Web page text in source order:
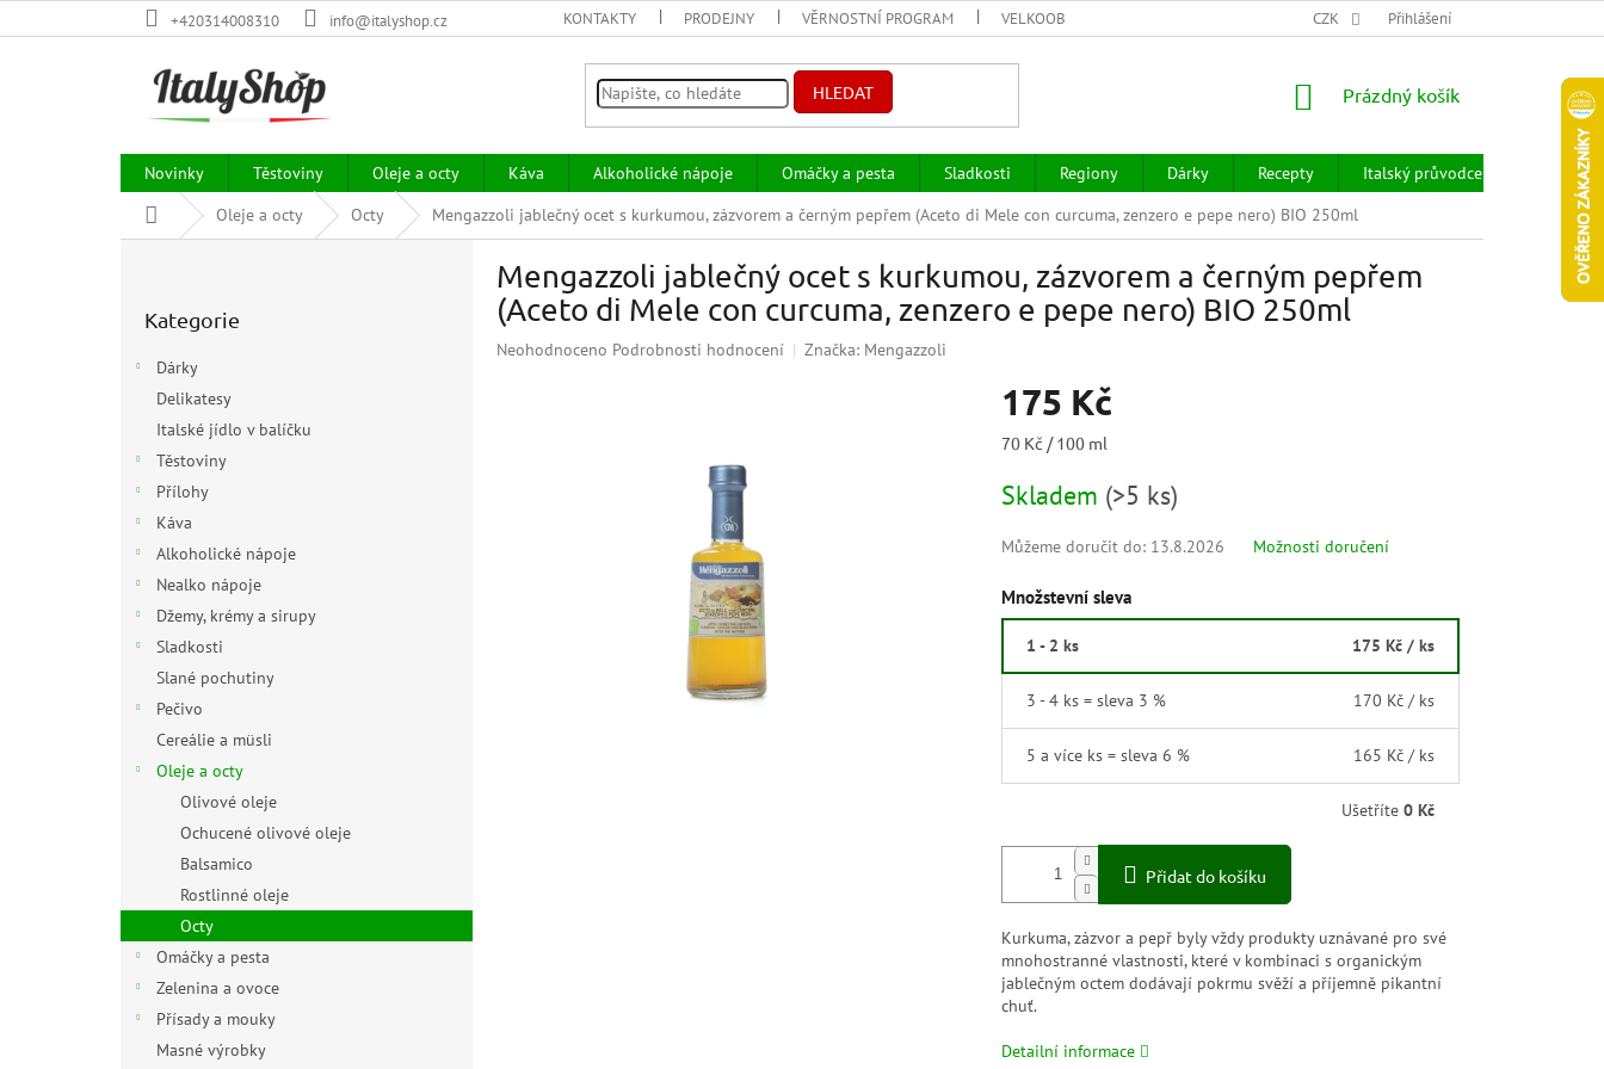
na
+420314008310 info@italyshop.cz KONTAKTY PRODEJNY VĚRNOSTNÍ PROGRAM VELKOOBCHOD HODNOCENÍ OBCHODU OBCHODNÍ PODMÍNKY
CZK Přihlášení
HLEDAT
NÁKUPNÍ
Prázdný košík
Novinky Těstoviny Oleje a octy Káva Alkoholické nápoje Omáčky a pesta Sladkosti Regiony Dárky Recepty Italský průvodce
Prodejny
Domů Oleje a octy Octy Mengazzoli jablečný ocet s kurkumou, zázvorem a černým pepřem (Aceto di Mele con curcuma, zenzero e pepe nero) BIO 250ml
kategorie
Kategorie
Dárky
Delikatesy
Italské jídlo v balíčku
Těstoviny
Přílohy
Káva
Alkoholické nápoje
Nealko nápoje
Džemy, krémy a sirupy
Sladkosti
Slané pochutiny
Pečivo
Cereálie a müsli
Oleje a octy
Olivové oleje
Ochucené olivové oleje
Balsamico
Rostlinné oleje
Octy
Omáčky a pesta
Zelenina a ovoce
Přísady a mouky
Masné výrobky
Mengazzoli jablečný ocet s kurkumou, zázvorem a černým pepřem
(Aceto di Mele con curcuma, zenzero e pepe nero) BIO 250ml
Průměrné
Neohodnoceno Podrobnosti hodnocení Značka: Mengazzoli
175 Kč
Měrná
70 Kč / 100 ml
Skladem (>5 ks)
Můžeme doručit do: 13.8.2026 Možnosti doručení
Množstevní sleva
1 - 2 ks 175 Kč / ks
3 - 4 ks = sleva 3 % 170 Kč / ks
5 a více ks = sleva 6 % 165 Kč / ks
Ušetříte0 Kč
Přidat do košíku
Kurkuma, zázvor a pepř byly vždy produkty uznávané pro své
mnohostranné vlastnosti, které v kombinaci s organickým
jablečným octem dodávají pokrmu svěží a příjemně pikantní
chuť.
Detailní informace